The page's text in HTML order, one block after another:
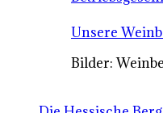
Unsere
Bilder: